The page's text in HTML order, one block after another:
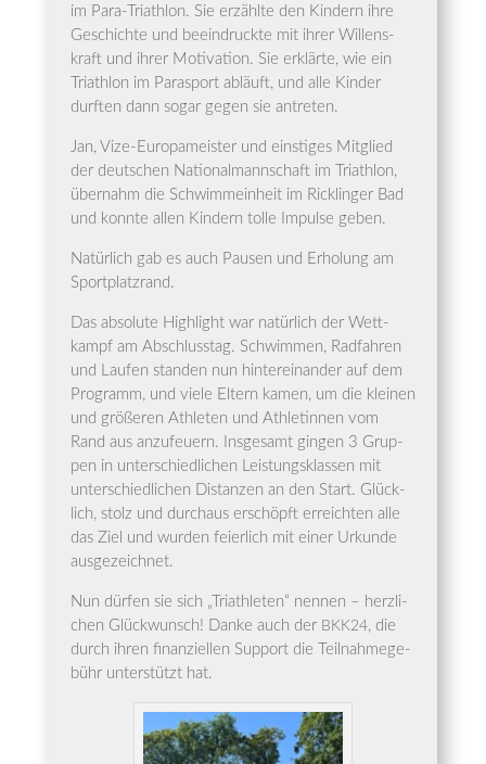
im Para-Tri­ath­lon. Sie erzähl­te den Kin­dern ihre
Geschich­te und beein­druck­te mit ihrer Wil­lens­
kraft und ihrer Moti­va­ti­on. Sie erklär­te, wie ein
Tri­ath­lon im Parasport abläuft, und alle Kin­der
durf­ten dann sogar gegen sie antreten.
Jan, Vize-Euro­pa­meis­ter und eins­ti­ges Mit­glied
der deut­schen Natio­nal­mann­schaft im Tri­ath­lon,
über­nahm die Schwimm­ein­heit im Rick­lin­ger Bad
und konn­te allen Kin­dern tol­le Impul­se geben.
Natür­lich gab es auch Pau­sen und Erho­lung am
Sportplatzrand.
Das abso­lu­te High­light war natür­lich der Wett­
kampf am Abschluss­tag. Schwim­men, Rad­fah­ren
und Lau­fen stan­den nun hin­ter­ein­an­der auf dem
Pro­gramm, und vie­le Eltern kamen, um die klei­nen
und grö­ße­ren Ath­le­ten und Ath­le­tin­nen vom
Rand aus anzu­feu­ern. Ins­ge­samt gin­gen 3 Grup­
pen in unter­schied­li­chen Leis­tungs­klas­sen mit
unter­schied­li­chen Distan­zen an den Start. Glück­
lich, stolz und durch­aus erschöpft erreich­ten alle
das Ziel und wur­den fei­er­lich mit einer Urkun­de
ausgezeichnet.
Nun dür­fen sie sich „Tri­ath­le­ten“ nen­nen – herz­li­
chen Glück­wunsch! Dan­ke auch der BKK24, die
durch ihren finan­zi­el­len Sup­port die Teil­nah­me­ge­
bühr unter­stützt hat.